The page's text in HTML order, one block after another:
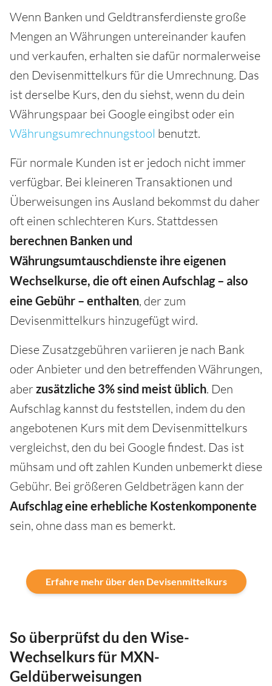
Wenn Banken und Geldtransferdienste große
Mengen an Währungen untereinander kaufen
und verkaufen, erhalten sie dafür normalerweise
den Devisenmittelkurs für die Umrechnung. Das
ist derselbe Kurs, den du siehst, wenn du dein
Währungspaar bei Google eingibst oder ein
Währungsumrechnungstool benutzt.
Für normale Kunden ist er jedoch nicht immer
verfügbar. Bei kleineren Transaktionen und
Überweisungen ins Ausland bekommst du daher
oft einen schlechteren Kurs. Stattdessen
berechnen Banken und
Währungsumtauschdienste ihre eigenen
Wechselkurse, die oft einen Aufschlag – also
eine Gebühr – enthalten, der zum
Devisenmittelkurs hinzugefügt wird.
Diese Zusatzgebühren variieren je nach Bank
oder Anbieter und den betreffenden Währungen,
aberzusätzliche 3% sind meist üblich. Den
Aufschlag kannst du feststellen, indem du den
angebotenen Kurs mit dem Devisenmittelkurs
vergleichst, den du bei Google findest. Das ist
mühsam und oft zahlen Kunden unbemerkt diese
Gebühr. Bei größeren Geldbeträgen kann der
Aufschlag eine erhebliche Kostenkomponente
sein, ohne dass man es bemerkt.
Erfahre mehr über den Devisenmittelkurs
So überprüfst du den Wise-
Wechselkurs für MXN-
Geldüberweisungen